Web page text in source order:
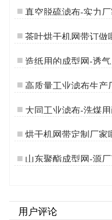
真空脱硫滤布-实力
过滤}…
茶叶烘干机网带订做
磨损{丹娜鸶过滤}…
造纸用的成型网-透
能好…
高质量工业滤布生产
磨损选这一家[丹娜
大同工业滤布-洗煤
长…
烘干机网带定制厂家
{丹娜鸶过滤}…
山东聚酯成型网-源
量好…
用户评论